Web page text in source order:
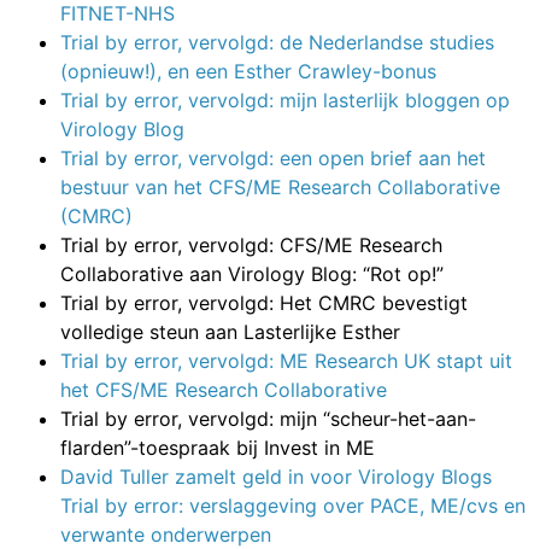
FITNET-NHS
Trial by error, vervolgd: de Nederlandse studies
(opnieuw!), en een Esther Crawley-bonus
Trial by error, vervolgd: mijn lasterlijk bloggen op
Virology Blog
Trial by error, vervolgd: een open brief aan het
bestuur van het CFS/ME Research Collaborative
(CMRC)
Trial by error, vervolgd: CFS/ME Research
Collaborative aan Virology Blog: “Rot op!”
Trial by error, vervolgd: Het CMRC bevestigt
volledige steun aan Lasterlijke Esther
Trial by error, vervolgd: ME Research UK stapt uit
het CFS/ME Research Collaborative
Trial by error, vervolgd: mijn “scheur-het-aan-
flarden”-toespraak bij Invest in ME
David Tuller zamelt geld in voor Virology Blogs
Trial by error: verslaggeving over PACE, ME/cvs en
verwante onderwerpen